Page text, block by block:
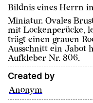
Bildnis eines Herrn
Miniatur. Ovales
mit Lockenperücke,
trägt einen grauen
Ausschnitt ein Jabot
Aufkleber Nr. 806.
Created by
Anonym